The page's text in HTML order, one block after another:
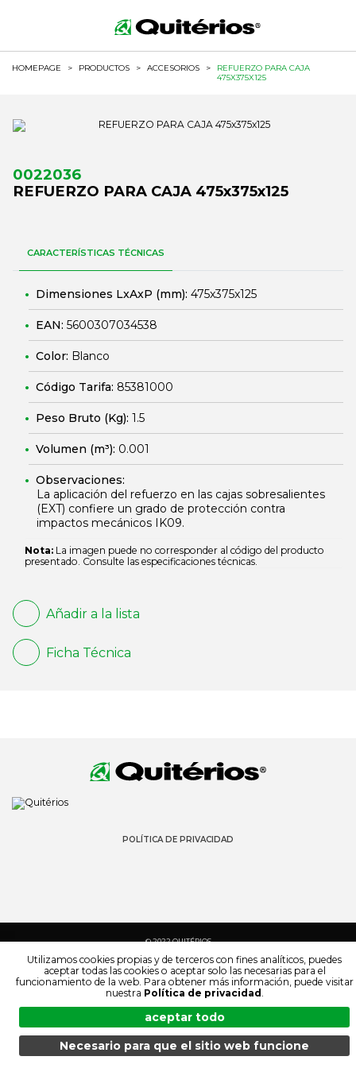
HOMEPAGE > PRODUCTOS > ACCESORIOS >
REFUERZO PARA CAJA
475X375X125
0022036
REFUERZO PARA CAJA 475x375x125
CARACTERÍSTICAS TÉCNICAS
Dimensiones LxAxP (mm): 475x375x125
EAN: 5600307034538
Color: Blanco
Código Tarifa: 85381000
Peso Bruto (Kg): 1.5
Volumen (m³): 0.001
Observaciones:
La aplicación del refuerzo en las cajas sobresalientes
(EXT) confiere un grado de protección contra
impactos mecánicos IK09.
Nota: La imagen puede no corresponder al código del producto
presentado. Consulte las especificaciones técnicas.
Añadir a la lista
Ficha Técnica
POLÍTICA DE PRIVACIDAD
© 2022 QUITÉRIOS
TODOS LOS DERECHOS RESERVADOS
MENÚ BÚSQUEDA PRODUCTOS ES
Utilizamos cookies propias y de terceros con fines analíticos, puedes
aceptar todas las cookies o aceptar solo las necesarias para el
funcionamiento de la web. Para obtener más información, puede visitar
nuestra Política de privacidad .
aceptar todo
Necesario para que el sitio web funcione